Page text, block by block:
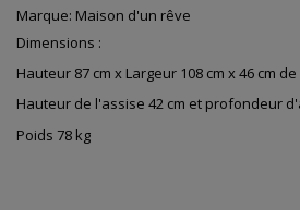
Marque: Maison d'un rêve
Dimensions :
Hauteur 87 cm x Largeur 108 cm x 46 cm
Hauteur de l'assise 42 cm et profondeur
Poids 78 kg